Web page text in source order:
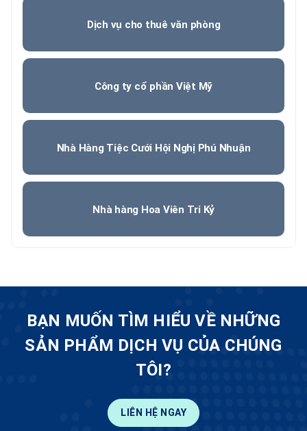
Dịch vụ cho thuê văn phòng
Công ty cổ phần Việt Mỹ
Nhà Hàng Tiệc Cưới Hội Nghị Phú Nhuận
Nhà hàng Hoa Viên Tri Kỷ
BẠN MUỐN TÌM HIỂU VỀ NHỮNG
SẢN PHẨM DỊCH VỤ CỦA CHÚNG
TÔI?
LIÊN HỆ NGAY